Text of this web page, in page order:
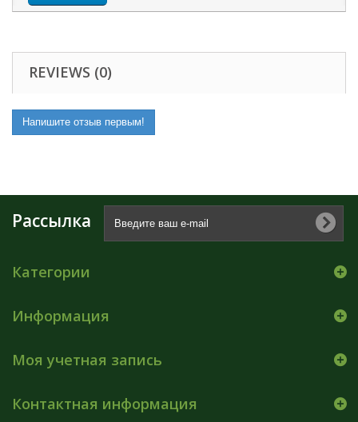
REVIEWS (0)
Напишите отзыв первым!
Рассылка
Категории
Информация
Моя учетная запись
Контактная информация